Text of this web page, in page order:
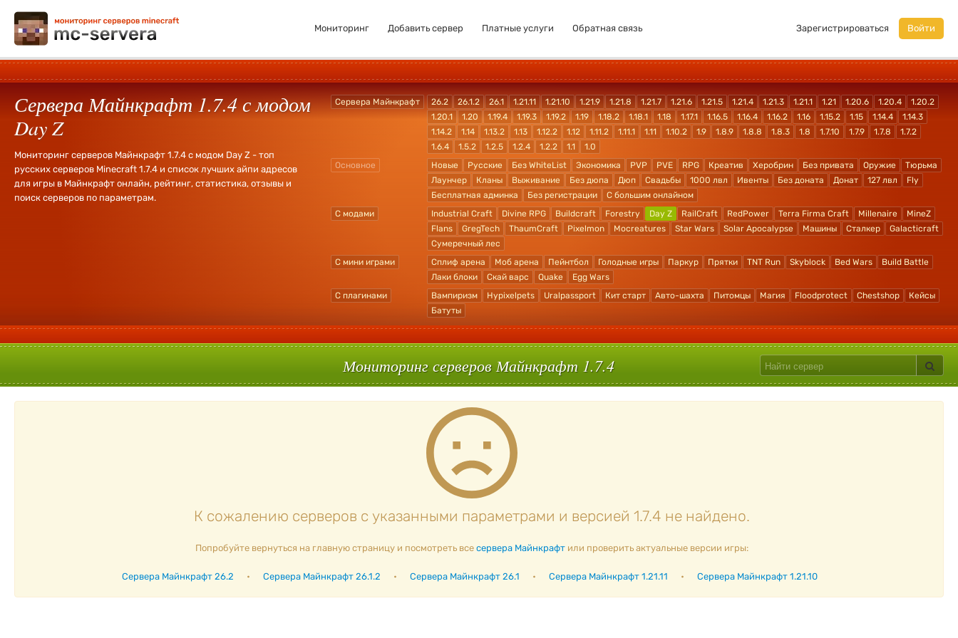
Мониторинг Добавить сервер Платные услуги Обратная связь Зарегистрироваться Войти
Сервера Майнкрафт 1.7.4 с модом
Day Z
Мониторинг серверов Майнкрафт 1.7.4 с модом Day Z - топ
русских серверов Minecraft 1.7.4 и список лучших айпи адресов
для игры в Майнкрафт онлайн, рейтинг, статистика, отзывы и
поиск серверов по параметрам.
Сервера Майнкрафт 26.2 26.1.2 26.1 1.21.11 1.21.10 1.21.9 1.21.8 1.21.7 1.21.6 1.21.5 1.21.4 1.21.3 1.21.1 1.21 1.20.6 1.20.4
1.20.2
1.20.1
1.20 1.19.4 1.19.3 1.19.2 1.19 1.18.2 1.18.1 1.18 1.17.1 1.16.5 1.16.4 1.16.2 1.16 1.15.2 1.15 1.14.4
1.14.3
1.14.2
1.14 1.13.2 1.13 1.12.2 1.12 1.11.2 1.11.1 1.11 1.10.2 1.9 1.8.9 1.8.8 1.8.3 1.8 1.7.10 1.7.9 1.7.8
1.7.2
1.6.4
1.5.2 1.2.5 1.2.4 1.2.2 1.1
1.0
Основное
Новые Русские Без WhiteList Экономика PVP PVE RPG Креатив Херобрин Без привата Оружие
Тюрьма
Лаунчер
Кланы Выживание Без дюпа Дюп Свадьбы 1000 лвл Ивенты Без доната Донат 127 лвл
Fly
Бесплатная админка
Без регистрации
С большим онлайном
С модами
Industrial Craft Divine RPG Buildcraft Forestry Day Z RailCraft RedPower Terra Firma Craft Millenaire
MineZ
Flans
GregTech ThaumCraft Pixelmon Mocreatures Star Wars Solar Apocalypse Машины Сталкер
Galacticraft
Сумеречный лес
С мини играми
Сплиф арена Моб арена Пейнтбол Голодные игры Паркур Прятки TNT Run Skyblock Bed Wars
Build Battle
Лаки блоки
Скай варс Quake
Egg Wars
С плагинами
Вампиризм Hypixelpets Uralpassport Кит старт Авто-шахта Питомцы Магия Floodprotect Chestshop
Кейсы
Батуты
Мониторинг серверов Майнкрафт 1.7.4
К сожалению серверов с указанными параметрами и версией 1.7.4 не найдено.
Попробуйте вернуться на главную страницу и посмотреть все сервера Майнкрафтили проверить актуальные версии игры:
Сервера Майнкрафт 26.2 • Сервера Майнкрафт 26.1.2 • Сервера Майнкрафт 26.1 • Сервера Майнкрафт 1.21.11 • Сервера Майнкрафт 1.21.10